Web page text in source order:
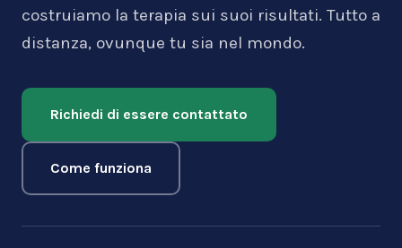
costruiamo la terapia sui suoi risultati. Tutto a
distanza, ovunque tu sia nel mondo.
Richiedi di essere contattato
Come funziona